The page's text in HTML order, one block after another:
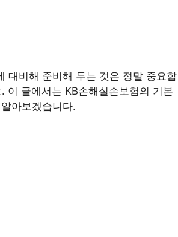
대비해 준비해 두는 것은 정말 중요합
이 글에서는 KB손해실손보험의 기본
아보겠습니다.